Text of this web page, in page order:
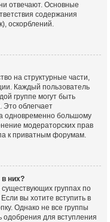
отвечают. Основные
содержания
оскорблений.
на структурные части,
Каждый пользователь
группе могут быть
облегчает
одновременно большому
модераторских прав
к приватным форумам.
в них?
группах по
вы хотите вступить в
Однако не все группы
для вступления